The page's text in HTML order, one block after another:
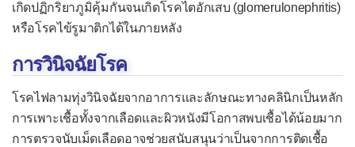
โรคเริมแต่กำเนิด
โรคส่าไข้
โรคหลอดลมฝอยอักเสบ
โรคหัด
เกิดปฏิกริยาภูมิคุ้มกันจนเกิดโรคไตอักเสบ (glomerulonephritis)
หรือโรคไข้รูมาติกได้ในภายหลัง
การวินิจฉัยโรค
โรคไฟลามทุ่งวินิจฉัยจากอาการและลักษณะทางคลินิกเป็นหลัก
การเพาะเชื้อทั้งจากเลือดและผิวหนังมีโอกาสพบเชื้อได้น้อยมาก
การตรวจนับเม็ดเลือดอาจช่วยสนับสนุนว่าเป็นจากการติดเชื้อ